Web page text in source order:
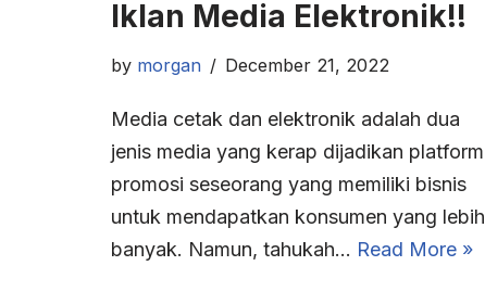
Iklan Media Elektronik!!
by morgan December 21, 2022
Media cetak dan elektronik adalah dua
jenis media yang kerap dijadikan platform
promosi seseorang yang memiliki bisnis
untuk mendapatkan konsumen yang lebih
banyak. Namun, tahukah… Read More »